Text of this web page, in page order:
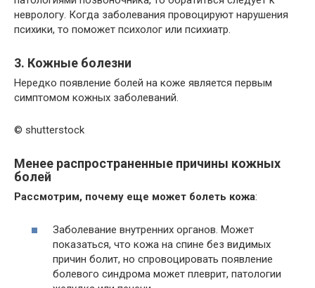
неврологу. Когда заболевания провоцируют нарушения
психики, то поможет психолог или психиатр.
3. Кожные болезни
Нередко появление болей на коже является первым
симптомом кожных заболеваний.
© shutterstock
Менее распространенные причины кожных
болей
Рассмотрим, почему еще может болеть кожа:
Заболевание внутренних органов. Может
показаться, что кожа на спине без видимых
причин болит, но спровоцировать появление
болевого синдрома может плеврит, патологии